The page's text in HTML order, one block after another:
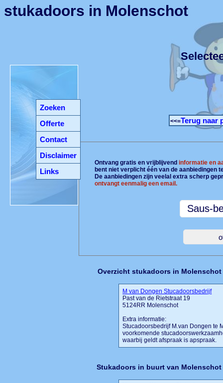
Zoeken
Offerte
Contact
Disclaimer
Links
stukadoors in Molenschot
<<=Terug naar
Ontvang gratis en vrijblijvendinformatie en
bent niet verplicht één van de aanbiedingen
De aanbiedingen zijn veelal extra scherp
ontvangt eenmalig een email.
Overzicht stukadoors in Molenschot
M van Dongen Stucadoorsbedrijf
Past van de Rietstraat 19
5124RR Molenschot
Extra informatie:
Stucadoorsbedrijf M.van Dongen te
voorkomende
waarbij geldt afspraak is apspraak.
Stukadoors in buurt van Molenschot